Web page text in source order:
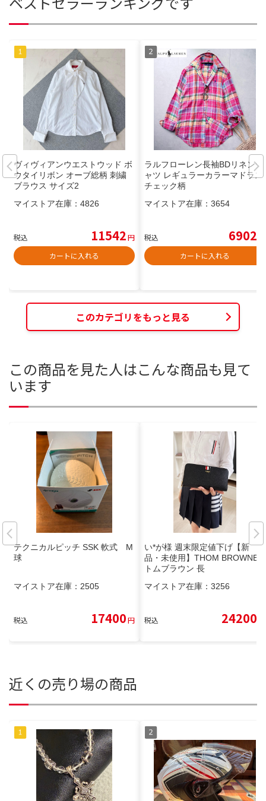
ヴィヴィアンウエストウッド ボ
ウタイリボン オーブ総柄 刺繍
ブラウス サイズ2
マイストア在庫： 4826
税込 11542円
カートに入れる
ラルフローレン長袖BDリネンシ
ャツ レギュラーカラーマドラス
チェック柄
マイストア在庫： 3654
税込 6902
カートに入れる
このカテゴリをもっと見る
この商品を見た人はこんな商品も見て
います
テクニカルピッチ SSK 軟式 M
球
マイストア在庫： 2505
税込 17400円
い*が様 週末限定値下げ【新
品・未使用】THOM BROWNE
トムブラウン 長
マイストア在庫： 3256
税込 24200
近くの売り場の商品